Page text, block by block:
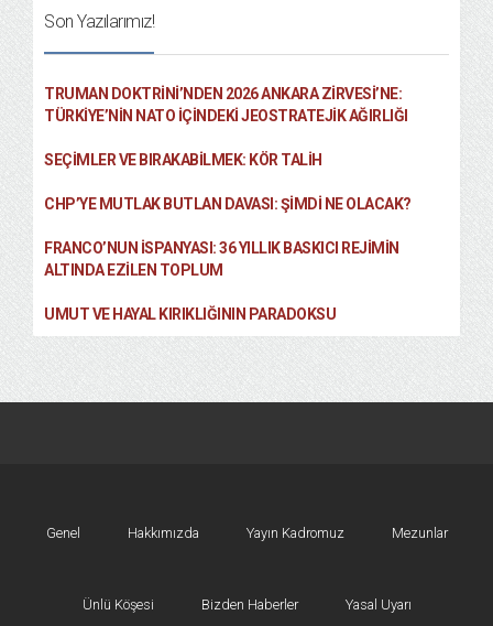
Son Yazılarımız!
TRUMAN DOKTRINI’NDEN 2026 ANKARA ZIRVESI’NE:
TÜRKIYE’NIN NATO İÇINDEKI JEOSTRATEJIK AĞIRLIĞI
SEÇIMLER VE BIRAKABILMEK: KÖR TALIH
CHP’YE MUTLAK BUTLAN DAVASI: ŞİMDİ NE OLACAK?
FRANCO’NUN İSPANYASI: 36 YILLIK BASKICI REJIMIN
ALTINDA EZILEN TOPLUM
UMUT VE HAYAL KIRIKLIĞININ PARADOKSU
Genel Hakkımızda Yayın Kadromuz Mezunlar
Ünlü Köşesi Bizden Haberler Yasal Uyarı